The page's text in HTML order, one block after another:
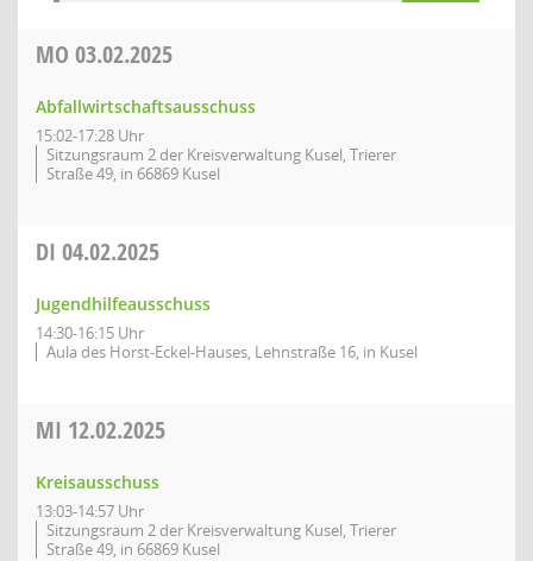
MO 03.02.2025
Abfallwirtschaftsausschuss
15:02-17:28 Uhr
Sitzungsraum 2 der Kreisverwaltung Kusel, Trierer
Straße 49, in 66869 Kusel
DI 04.02.2025
Jugendhilfeausschuss
14:30-16:15 Uhr
Aula des Horst-Eckel-Hauses, Lehnstraße 16, in Kusel
MI 12.02.2025
Kreisausschuss
13:03-14:57 Uhr
Sitzungsraum 2 der Kreisverwaltung Kusel, Trierer
Straße 49, in 66869 Kusel